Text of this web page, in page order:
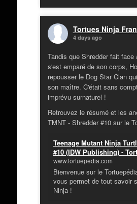
Tortues Ninja
4 days ago
Tandis que Shredder fait face
s'est emparé de son corps,
repousser le Dog Star Clan
son maître. C'était sans
imprévu surnaturel !
Retrouvez le résumé et les
TMNT - Shredder #10 sur le
Teenage Mutant Ninja
#10 (IDW Publishing) -
www.tortuepedia.com
Bienvenue sur le
vous permet de tout savoir
Ninja !